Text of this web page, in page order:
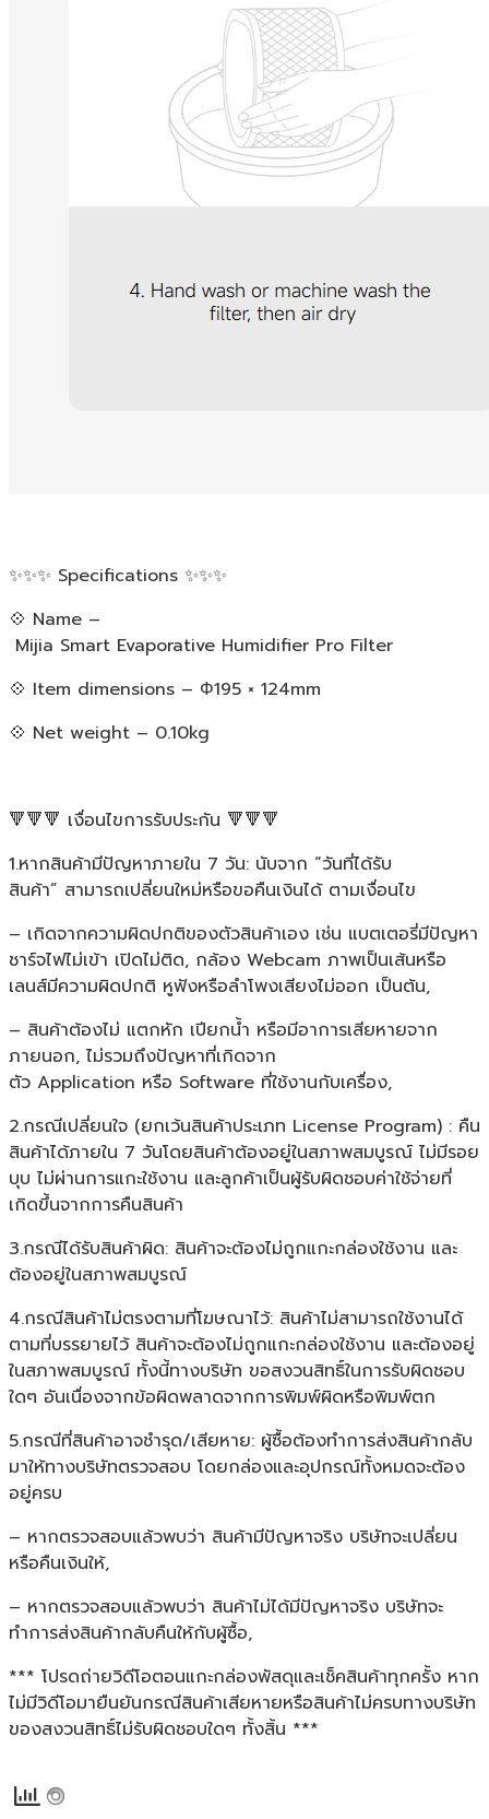
✨✨✨ Specifications ✨✨✨
💠 Name –
Mijia Smart Evaporative Humidifier Pro Filter
💠 Item dimensions – Φ195 × 124mm
💠 Net weight – 0.10kg
🔻🔻🔻 เงื่อนไขการรับประกัน 🔻🔻🔻
1.หากสินค้ามีปัญหาภายใน 7 วัน: นับจาก “วันที่ได้รับ
สินค้า” สามารถเปลี่ยนใหม่หรือขอคืนเงินได้ ตามเงื่อนไข
– เกิดจากความผิดปกติของตัวสินค้าเอง เช่น แบตเตอรี่มีปัญหา
ชาร์จไฟไม่เข้า เปิดไม่ติด, กล้อง Webcam ภาพเป็นเส้นหรือ
เลนส์มีความผิดปกติ หูฟังหรือลำโพงเสียงไม่ออก เป็นต้น,
– สินค้าต้องไม่ แตกหัก เปียกน้ำ หรือมีอาการเสียหายจาก
ภายนอก, ไม่รวมถึงปัญหาที่เกิดจาก
ตัว Application หรือ Software ที่ใช้งานกับเครื่อง,
2.กรณีเปลี่ยนใจ (ยกเว้นสินค้าประเภท License Program) : คืน
สินค้าได้ภายใน 7 วันโดยสินค้าต้องอยู่ในสภาพสมบูรณ์ ไม่มีรอย
บุบ ไม่ผ่านการแกะใช้งาน และลูกค้าเป็นผู้รับผิดชอบค่าใช้จ่ายที่
เกิดขึ้นจากการคืนสินค้า
3.กรณีได้รับสินค้าผิด: สินค้าจะต้องไม่ถูกแกะกล่องใช้งาน และ
ต้องอยู่ในสภาพสมบูรณ์
4.กรณีสินค้าไม่ตรงตามที่โฆษณาไว้: สินค้าไม่สามารถใช้งานได้
ตามที่บรรยายไว้ สินค้าจะต้องไม่ถูกแกะกล่องใช้งาน และต้องอยู่
ในสภาพสมบูรณ์ ทั้งนี้ทางบริษัท ขอสงวนสิทธิ์ในการรับผิดชอบ
ใดๆ อันเนื่องจากข้อผิดพลาดจากการพิมพ์ผิดหรือพิมพ์ตก
5.กรณีที่สินค้าอาจชำรุด/เสียหาย: ผู้ซื้อต้องทำการส่งสินค้ากลับ
มาให้ทางบริษัทตรวจสอบ โดยกล่องและอุปกรณ์ทั้งหมดจะต้อง
อยู่ครบ
– หากตรวจสอบแล้วพบว่า สินค้ามีปัญหาจริง บริษัทจะเปลี่ยน
หรือคืนเงินให้,
– หากตรวจสอบแล้วพบว่า สินค้าไม่ได้มีปัญหาจริง บริษัทจะ
ทำการส่งสินค้ากลับคืนให้กับผู้ซื้อ,
*** โปรดถ่ายวิดีโอตอนแกะกล่องพัสดุและเช็คสินค้าทุกครั้ง หาก
ไม่มีวิดีโอมายืนยันกรณีสินค้าเสียหายหรือสินค้าไม่ครบทางบริษัท
ของสงวนสิทธิ์ไม่รับผิดชอบใดๆ ทั้งสิ้น ***